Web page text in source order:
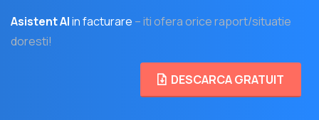
Asistent AIin facturare – iti ofera orice raport/situatie
doresti!
DESCARCA GRATUIT